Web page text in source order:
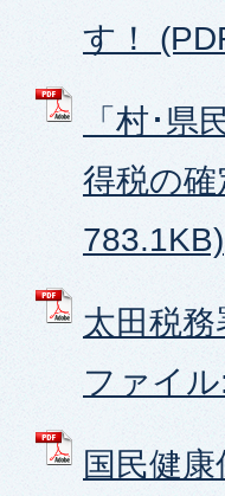
す！
「村･
得税の
783.1KB)
太田税
ファイ
国民健